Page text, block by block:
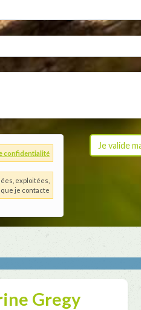
confidentialité
exploitées,
je contacte
Gregy